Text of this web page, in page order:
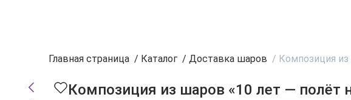
Главная страница / Каталог / Доставка шаров / Композиция
Композиция из шаров «10 лет — полёт